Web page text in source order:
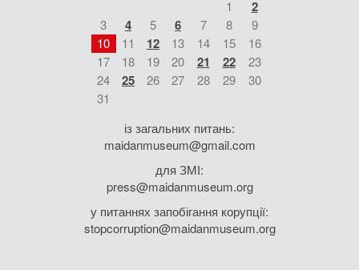
1 2
3 4 5 6 7 8
9
10
11 12 13 14 15
16
17
18 19 20 21 22
23
24
25 26 27 28 29
30
31
із загальних питань:
maidanmuseum@gmail.com
для ЗМІ:
press@maidanmuseum.org
у питаннях запобігання корупції:
stopcorruption@maidanmuseum.org